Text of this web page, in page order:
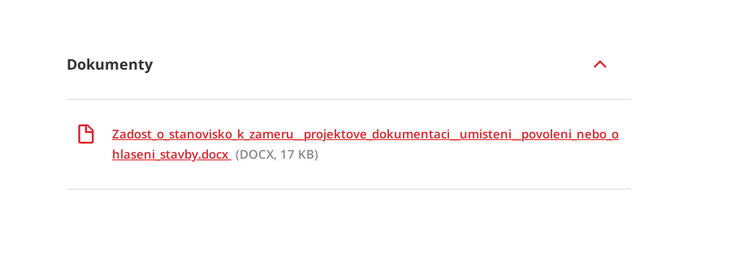
Dokumenty
Zadost_o_stanovisko_k_zameru__projektove_dokumentaci__umisteni__povoleni_nebo_o
hlaseni_stavby.docx (DOCX, 17 KB)